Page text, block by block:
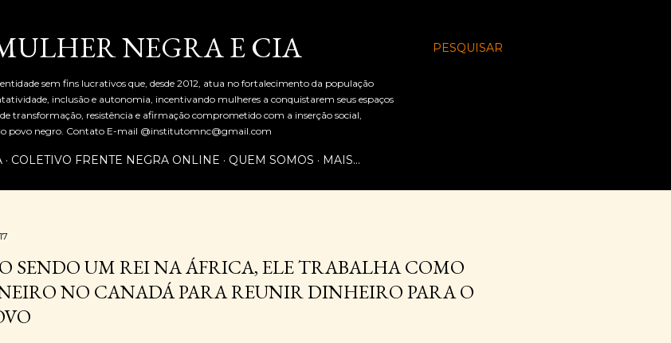
PESQUISAR
NEGRA E CIA
sem fins lucrativos que, desde 2012, atua no fortalecimento da população
inclusão e autonomia, incentivando mulheres a conquistarem seus espaços
transformação, resistência e afirmação comprometido com a inserção social,
povo negro. Contato E-mail @institutomnc@gmail.com
COLETIVO FRENTE NEGRA ONLINE QUEM SOMOS MAIS…
SENDO UM REI NA ÁFRICA, ELE TRABALHA COMO
NO CANADÁ PARA REUNIR DINHEIRO PARA O